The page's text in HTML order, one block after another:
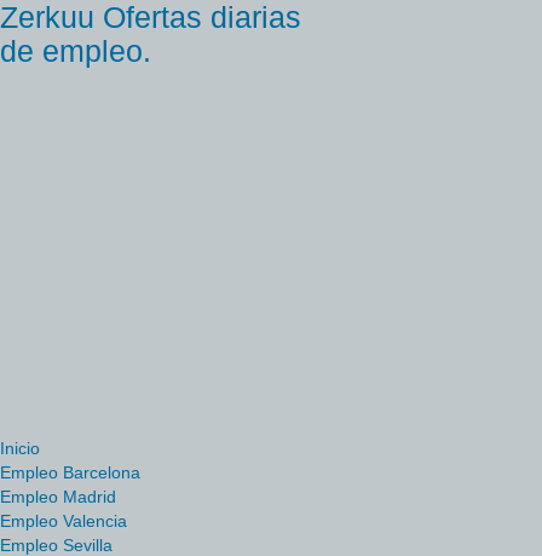
Zerkuu Ofertas diarias
de empleo.
Inicio
Empleo Barcelona
Empleo Madrid
Empleo Valencia
Empleo Sevilla